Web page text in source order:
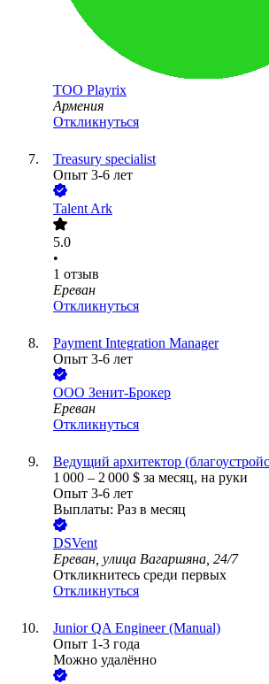
ТОО Playrix
Армения
Откликнуться
Treasury specialist
Опыт 3-6 лет
Talent Ark
5.0
•
1 отзыв
Ереван
Откликнуться
Payment Integration Manager
Опыт 3-6 лет
ООО Зенит-Брокер
Ереван
Откликнуться
Ведущий архитектор
1 000 – 2 000 $ за месяц, на руки
Опыт 3-6 лет
Выплаты: Раз в месяц
DSVent
Ереван, улица Вагаршяна, 24/7
Откликнитесь среди первых
Откликнуться
Junior QA Engineer (Manual)
Опыт 1-3 года
Можно удалённо